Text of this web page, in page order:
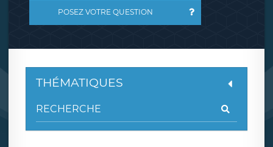
POSEZ VOTRE QUESTION
THÉMATIQUES